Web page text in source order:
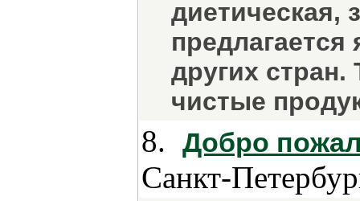
диетическая,
предлагается
других стран.
чистые
8. Добро
Санкт-